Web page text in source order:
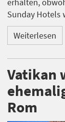
Sunday Hotels
Weiterlesen
Vatikan
Rom